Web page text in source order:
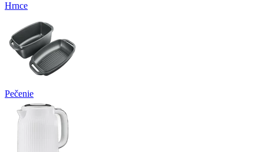
Hrnce
Pečenie